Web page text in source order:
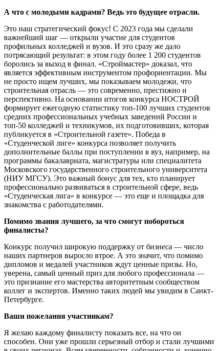
А что с молодыми кадрами? Ведь это будущее отрасли.
Это наш стратегический фокус! С 2023 года мы сделали
важнейший шаг — открыли участие для студентов
профильных колледжей и вузов. И это сразу же дало
потрясающий результат: в этом году более 1 200 студентов
боролись за выход в финал. «Строймастер» доказал, что
является эффективным инструментом профориентации. Мы
не просто ищем лучших, мы показываем молодежи, что
строительная отрасль — это современно, престижно и
перспективно. На основании итогов конкурса НОСТРОЙ
формирует ежегодную статистику топ-100 лучших студентов
средних профессиональных учебных заведений России и
топ-50 колледжей и техникумов, их подготовивших, которая
публикуется в «Строительной газете». Победа в
«Студенческой лиге» конкурса позволяет получить
дополнительные баллы при поступлении в вуз, например, на
программы бакалавриата, магистратуры или специалитета
Московского государственного строительного университета
(НИУ МГСУ). Это важный бонус для тех, кто планирует
профессионально развиваться в строительной сфере, ведь
«Студенческая лига» в конкурсе — это еще и площадка для
знакомства с работодателями.
Помимо звания лучшего, за что смогут побороться
финалисты?
Конкурс получил широкую поддержку от бизнеса — число
наших партнеров выросло втрое. А это значит, что помимо
дипломов и медалей участников ждут ценные призы. Но,
уверена, самый ценный приз для любого профессионала —
это признание его мастерства авторитетным сообществом
коллег и экспертов. Именно таких людей мы увидим в Санкт-
Петербурге.
Ваши пожелания участникам?
Я желаю каждому финалисту показать все, на что он
способен. Они уже прошли серьезный отбор и стали лучшими